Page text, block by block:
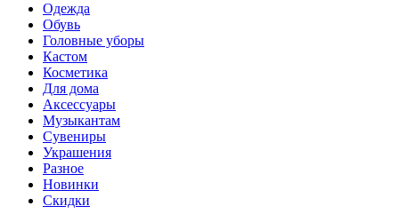
Одежда
Обувь
Головные уборы
Кастом
Косметика
Для дома
Аксессуары
Музыкантам
Сувениры
Украшения
Разное
Новинки
Скидки